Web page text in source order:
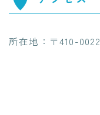
所在地：〒410-